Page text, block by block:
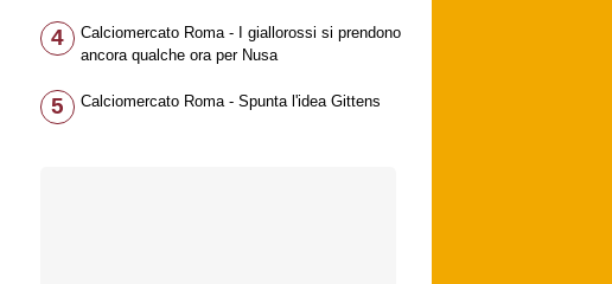
4
Calciomercato Roma - I giallorossi si prendono
ancora qualche ora per Nusa
5 Calciomercato Roma - Spunta l'idea Gittens